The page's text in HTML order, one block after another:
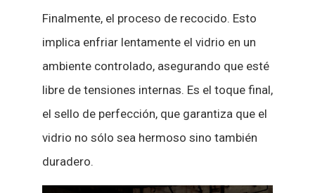
Finalmente, el proceso de recocido. Esto
implica enfriar lentamente el vidrio en un
ambiente controlado, asegurando que esté
libre de tensiones internas. Es el toque final,
el sello de perfección, que garantiza que el
vidrio no sólo sea hermoso sino también
duradero.